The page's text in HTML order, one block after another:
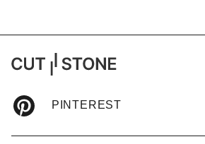
PINTEREST